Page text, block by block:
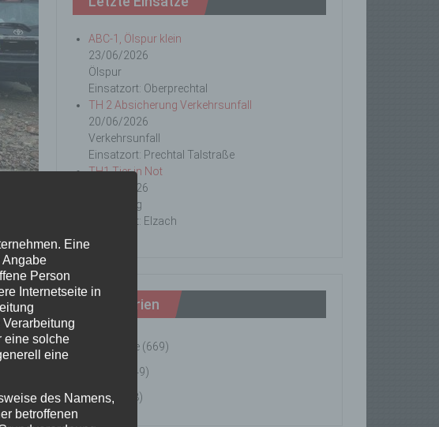
ABC-1, Ölspur klein
23/06/2026
Ölspur
Einsatzort: Oberprechtal
TH 2 Absicherung Verkehrsunfall
20/06/2026
Verkehrsunfall
Einsatzort: Prechtal Talstraße
TH1 Tier in Not
18/06/2026
Tierrettung
Einsatzort: Elzach
Kategorien
Einsätze (669)
(49)
Tipps
(8)
Eine
Angabe
Person
Internetseite in
eine solche
eine
des Namens,
betroffenen